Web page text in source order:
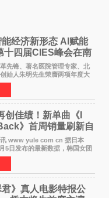
经济新形态 Al赋能
十四届CIES峰会在南
锋、著名医院管理专家、北
始人朱明先生荣膺两项年度大
日，盛夏金陵，长江之畔，
·强链接为主题的2026&lsquo;人
创佳绩！新单曲《I
》首周销量刷新自
yule com cn 据日本
5日发布的最新数据，韩国女团
第二张单曲《I Got Your
达到71,009张，成功跻身最新一
君》真人电影特报公